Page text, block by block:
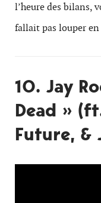
l’heure des bilans,
fallait pas louper
10. Jay
Dead »
Future, &